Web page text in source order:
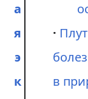
а
я
э
к
в